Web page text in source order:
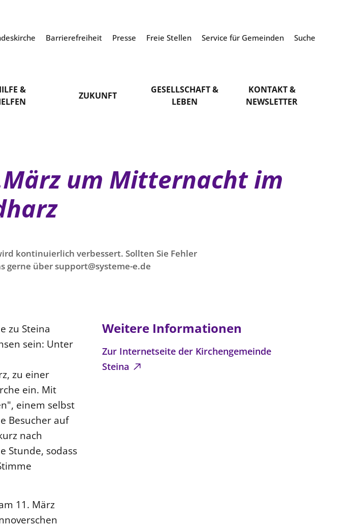
Barrierefreiheit Presse Freie Stellen Service für Gemeinden Suche
&
ZUKUNFT
GESELLSCHAFT &
LEBEN
KONTAKT &
NEWSLETTER
um Mitternacht im
kontinuierlich verbessert. Sollten Sie Fehler
gerne über support@systeme-e.de
zu Steina
sein: Unter
zu einer
ein. Mit
einem selbst
Besucher auf
nach
Stunde, sodass
11. März
Weitere Informationen
Zur Internetseite der Kirchengemeinde
Steina